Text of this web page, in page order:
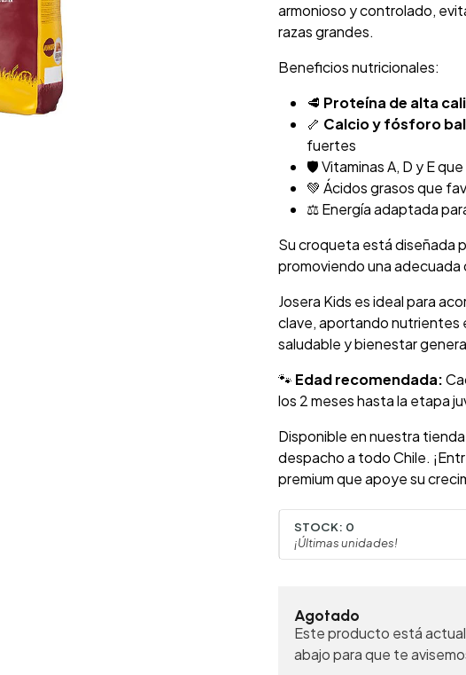
armonioso y controlado,
razas grandes.
Beneficios nutricionales:
🥩 Proteína de alta
🦴 Calcio y fósforo
fuertes
🛡️ Vitaminas A, D y E
💚 Ácidos grasos que
⚖️ Energía adaptada
Su croqueta está diseñada
promoviendo una
Josera Kids es ideal para
clave, aportando nutrientes
saludable y bienestar
🐾 Edad recomendada:
los 2 meses hasta la etapa
Disponible en nuestra
despacho a todo Chile.
premium que apoye su
STOCK: 0
¡Últimas unidades!
Agotado
Este producto está
abajo para que te